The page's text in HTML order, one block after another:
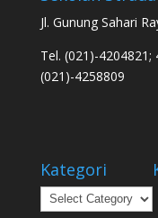
Jl. Gunung Sahari
Tel. (021)-4204821;
(021)-4258809
Kategori
Kategori